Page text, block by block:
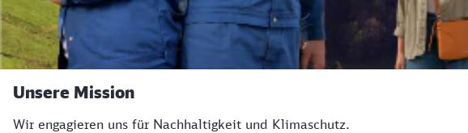
Unsere Mission
Wir engagieren uns für Nachhaltigkeit und Klimaschutz.